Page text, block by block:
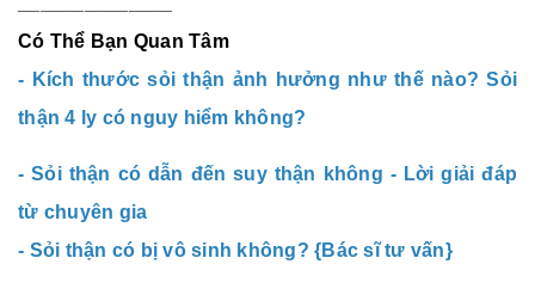
Có Thể Bạn Quan Tâm
- Kích thước sỏi thận ảnh hưởng như thế nào? Sỏi
thận 4 ly có nguy hiểm không?
-Sỏi thận có dẫn đến suy thận không - Lời giải đáp
từ chuyên gia
- Sỏi thận có bị vô sinh không? {Bác sĩ tư vấn}